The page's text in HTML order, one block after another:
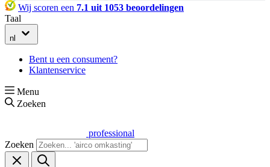
Wij scoren een 7.1 uit 1053 beoordelingen
Taal
nl
Bent u een consument?
Klantenservice
Menu
Zoeken
professional
Zoeken